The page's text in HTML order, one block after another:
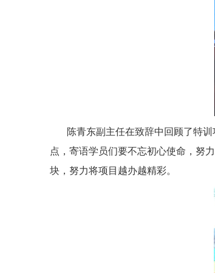
陈青东副主任在致辞中回顾了特
点，寄语学员们要不忘初心使命，努
块，努力将项目越办越精彩。